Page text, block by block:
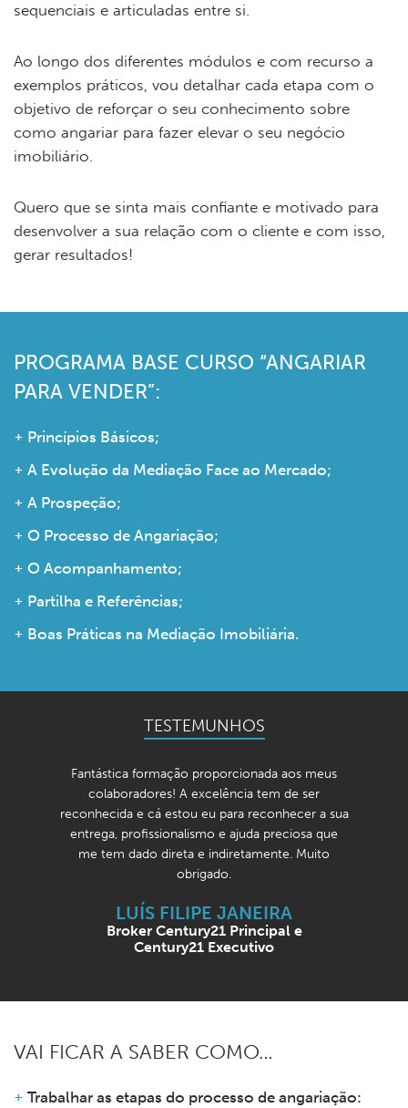
sequenciais e articuladas entre si.
Ao longo dos diferentes módulos e com recurso a
exemplos práticos, vou detalhar cada etapa com o
objetivo de reforçar o seu conhecimento sobre
como angariar para fazer elevar o seu negócio
imobiliário.
Quero que se sinta mais confiante e motivado para
desenvolver a sua relação com o cliente e com isso,
gerar resultados!
PROGRAMA BASE CURSO “ANGARIAR
PARA VENDER”:
Princípios Básicos;
A Evolução da Mediação Face ao Mercado;
A Prospeção;
O Processo de Angariação;
O Acompanhamento;
Partilha e Referências;
Boas Práticas na Mediação Imobiliária.
TESTEMUNHOS
Fantástica formação proporcionada aos meus
colaboradores! A excelência tem de ser
reconhecida e cá estou eu para reconhecer a sua
entrega, profissionalismo e ajuda preciosa que
me tem dado direta e indiretamente. Muito
obrigado.
LUÍS FILIPE JANEIRA
Broker Century21 Principal e
Century21 Executivo
VAI FICAR A SABER COMO…
Trabalhar as etapas do processo de angariação: